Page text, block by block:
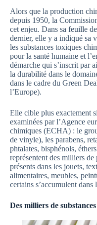
Alors que la production
depuis 1950, la
cet enjeu. Dans sa feuille
dernier, elle y a indiqué sa
les substances toxiques
pour la santé humaine et
démarche qui s’inscrit par
la durabilité dans le
dans le cadre du Green
l’Europe).
Elle cible plus exactement
examinées par l’Agence
chimiques (ECHA) : le
de vinyle), les parabens,
phtalates, bisphénols,
représentent des milliers
présents dans les jouets,
alimentaires, meubles,
certains s’accumulent dans
Des milliers de